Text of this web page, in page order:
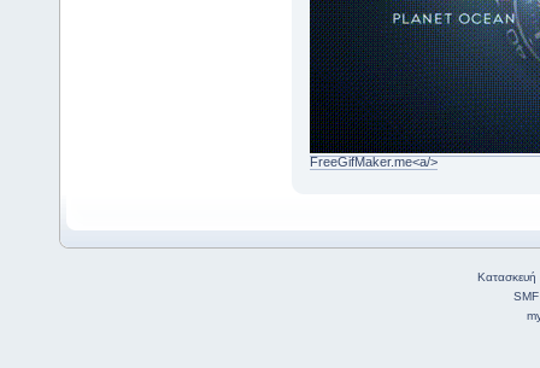
FreeGifMaker.me<a/>
Κατασκευή